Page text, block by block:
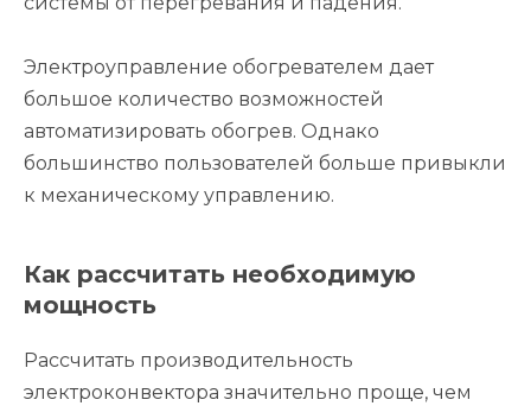
Электроуправление обогревателем дает
большое количество возможностей
автоматизировать обогрев. Однако
большинство пользователей больше привыкли
к механическому управлению.
Как рассчитать необходимую
мощность
Рассчитать производительность
электроконвектора значительно проще, чем